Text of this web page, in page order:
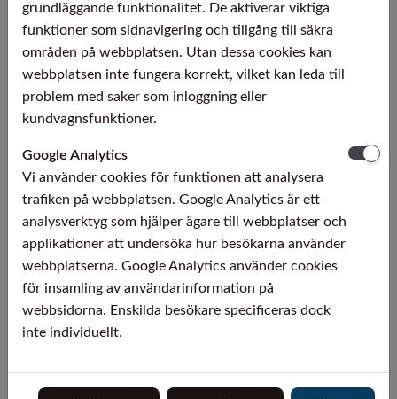
Diameter:
Längd:
10 - 100 mm
Fabrikationslängder alt. kapat.
Plåt
Zapp Precision Metals GmbH High Performance Alloys innehar ISO 9001
grundläggande funktionalitet. De aktiverar viktiga
funktioner som sidnavigering och tillgång till säkra
områden på webbplatsen. Utan dessa cookies kan
webbplatsen inte fungera korrekt, vilket kan leda till
problem med saker som inloggning eller
kundvagnsfunktioner.
Google Analytics
Vi använder cookies för funktionen att analysera
trafiken på webbplatsen. Google Analytics är ett
analysverktyg som hjälper ägare till webbplatser och
applikationer att undersöka hur besökarna använder
webbplatserna. Google Analytics använder cookies
för insamling av användarinformation på
webbsidorna. Enskilda besökare specificeras dock
inte individuellt.